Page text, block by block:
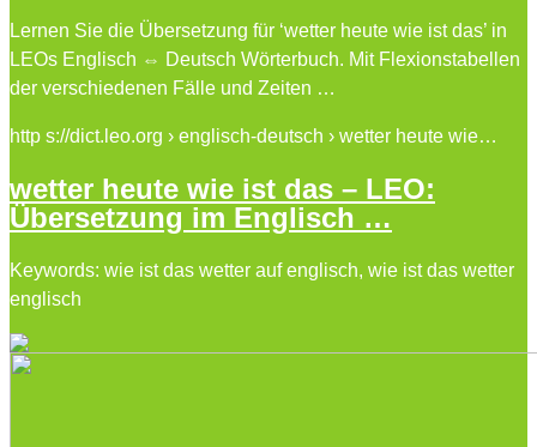
Lernen Sie die Übersetzung für ‘wetter heute wie ist das’ in
LEOs Englisch ⇔ Deutsch Wörterbuch. Mit Flexionstabellen
der verschiedenen Fälle und Zeiten …
http s://dict.leo.org › englisch-deutsch › wetter heute wie…
wetter heute wie ist das – LEO:
Übersetzung im Englisch …
Keywords: wie ist das wetter auf englisch, wie ist das wetter
englisch